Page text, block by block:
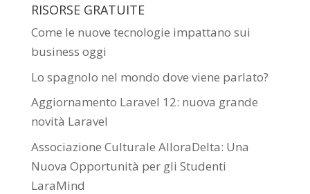
RISORSE GRATUITE
Come le nuove tecnologie impattano sui
business oggi
Lo spagnolo nel mondo dove viene parlato?
Aggiornamento Laravel 12: nuova grande
novità Laravel
Associazione Culturale AlloraDelta: Una
Nuova Opportunità per gli Studenti
LaraMind